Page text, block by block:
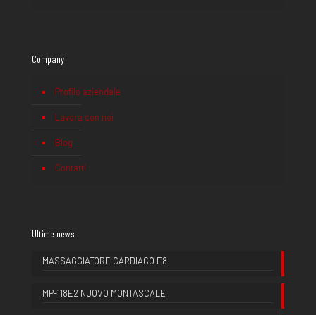
Company
Profilo aziendale
Lavora con noi
Blog
Contatti
Ultime news
MASSAGGIATORE CARDIACO E8
MP-118E2 NUOVO MONTASCALE